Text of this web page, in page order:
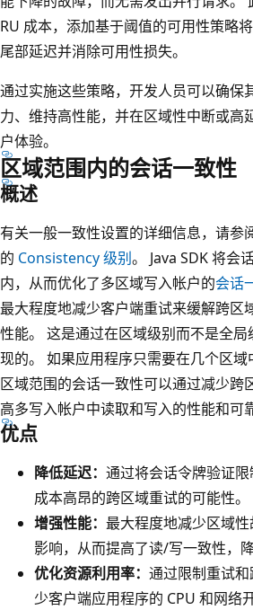
RU 成本，添加基于阈值的可用性策略
尾部延迟并消除可用性损失。
通过实施这些策略，开发人员可以确保
力、维持高性能，并在区域性中断或高
户体验。
区域范围内的会话一致性
概述
有关一般一致性设置的详细信息，请参
的 Consistency 级别。 Java SDK 将会
内，从而优化了多区域写入帐户的会话
最大程度地减少客户端重试来缓解跨区
性能。 这是通过在区域级别而不是全
现的。 如果应用程序只需要在几个区
区域范围的会话一致性可以通过减少跨
高多写入帐户中读取和写入的性能和可
优点
降低延迟： 通过将会话令牌验证
成本高昂的跨区域重试的可能性。
增强性能： 最大程度地减少区域
影响，从而提高了读/写一致性，
优化资源利用率： 通过限制重试
少客户端应用程序的 CPU 和网络